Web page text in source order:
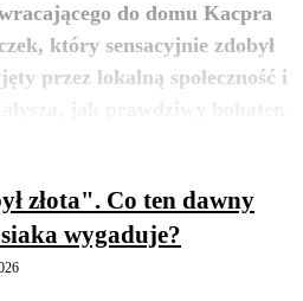
do domu Kacpra
który sensacyjnie zdobył
przez lokalną społeczność i
zobacz więcej
złota". Co ten dawny
wygaduje?